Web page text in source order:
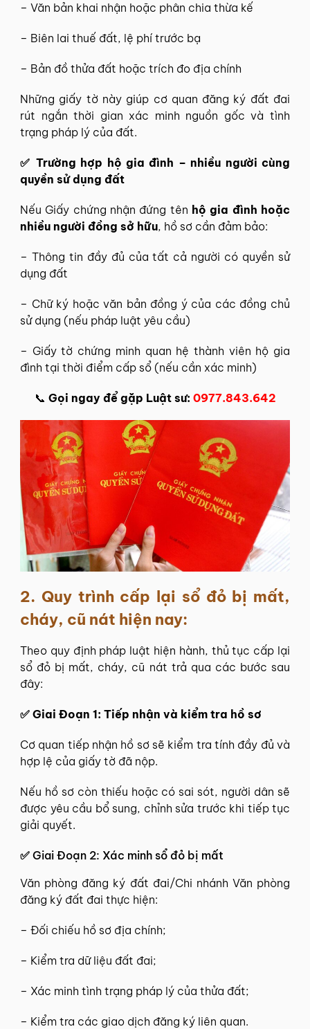
– Văn bản khai nhận hoặc phân chia thừa kế
– Biên lai thuế đất, lệ phí trước bạ
– Bản đồ thửa đất hoặc trích đo địa chính
Những giấy tờ này giúp cơ quan đăng ký đất đai
rút ngắn thời gian xác minh nguồn gốc và tình
trạng pháp lý của đất.
✅ Trường hợp hộ gia đình – nhiều người cùng
quyền sử dụng đất
Nếu Giấy chứng nhận đứng tên hộ gia đình hoặc
nhiều người đồng sở hữu, hồ sơ cần đảm bảo:
– Thông tin đầy đủ của tất cả người có quyền sử
dụng đất
– Chữ ký hoặc văn bản đồng ý của các đồng chủ
sử dụng (nếu pháp luật yêu cầu)
– Giấy tờ chứng minh quan hệ thành viên hộ gia
đình tại thời điểm cấp sổ (nếu cần xác minh)
📞 Gọi ngay để gặp Luật sư: 0977.843.642
2. Quy trình cấp lại sổ đỏ bị mất,
cháy, cũ nát hiện nay:
Theo quy định pháp luật hiện hành, thủ tục cấp lại
sổ đỏ bị mất, cháy, cũ nát trả qua các bước sau
đây:
✅ Giai Đoạn 1: Tiếp nhận và kiểm tra hồ sơ
Cơ quan tiếp nhận hồ sơ sẽ kiểm tra tính đầy đủ và
hợp lệ của giấy tờ đã nộp.
Nếu hồ sơ còn thiếu hoặc có sai sót, người dân sẽ
được yêu cầu bổ sung, chỉnh sửa trước khi tiếp tục
giải quyết.
✅ Giai Đoạn 2: Xác minh sổ đỏ bị mất
Văn phòng đăng ký đất đai/Chi nhánh Văn phòng
đăng ký đất đai thực hiện:
– Đối chiếu hồ sơ địa chính;
– Kiểm tra dữ liệu đất đai;
– Xác minh tình trạng pháp lý của thửa đất;
– Kiểm tra các giao dịch đăng ký liên quan.